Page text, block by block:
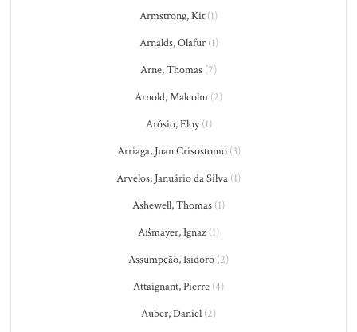
Armstrong, Kit (1)
Arnalds, Olafur(1)
Arne, Thomas (7)
Arnold, Malcolm (2)
Arósio, Eloy(1)
Arriaga, Juan Crisostomo(3)
Arvelos, Januário da Silva (1)
Ashewell, Thomas (1)
Aßmayer, Ignaz (1)
Assumpção, Isidoro (2)
Attaignant, Pierre (4)
Auber, Daniel (2)